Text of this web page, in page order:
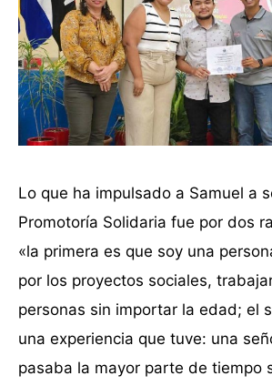
Lo que ha impulsado a Samuel a
Promotoría Solidaria fue por dos
«la primera es que soy una
por los proyectos sociales,
personas sin importar la edad; el
una experiencia que tuve: una
pasaba la mayor parte de tiempo